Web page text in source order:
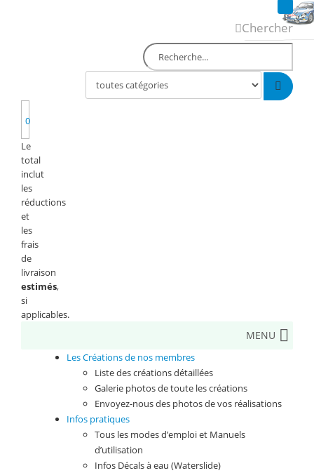
Chercher
0
Le
total
inclut
les
réductions
et
les
frais
de
livraison
estimés,
si
applicables.
MENU
Les Créations de nos membres
Liste des créations détaillées
Galerie photos de toute les créations
Envoyez-nous des photos de vos réalisations
Infos pratiques
Tous les modes d’emploi et Manuels
d’utilisation
Infos Décals à eau (Waterslide)